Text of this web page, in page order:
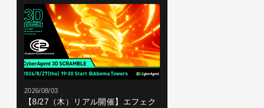
2026/08/03
【8/27（木）リアル開催】エフェク